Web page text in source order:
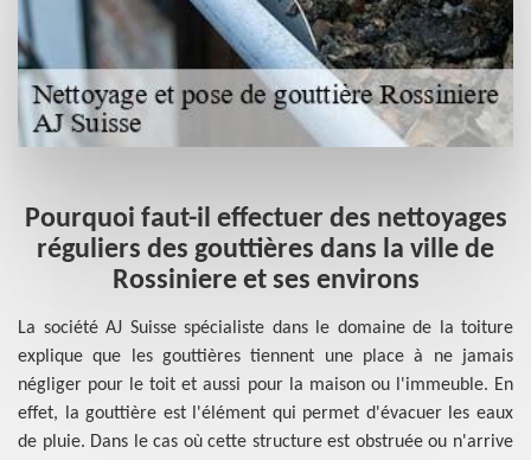
Pourquoi faut-il effectuer des nettoyages
réguliers des gouttières dans la ville de
Rossiniere et ses environs
La société AJ Suisse spécialiste dans le domaine de la toiture
explique que les gouttières tiennent une place à ne jamais
négliger pour le toit et aussi pour la maison ou l'immeuble. En
effet, la gouttière est l'élément qui permet d'évacuer les eaux
de pluie. Dans le cas où cette structure est obstruée ou n'arrive